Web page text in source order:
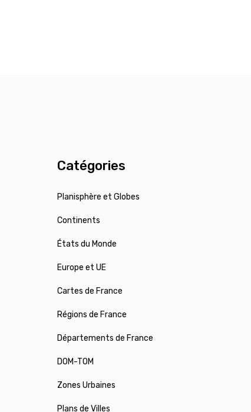
Catégories
Planisphère et Globes
Continents
États du Monde
Europe et UE
Cartes de France
Régions de France
Départements de France
DOM-TOM
Zones Urbaines
Plans de Villes